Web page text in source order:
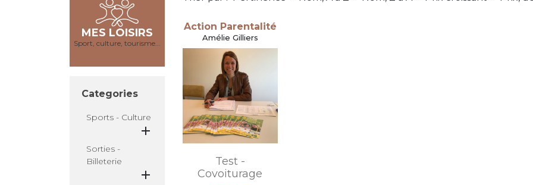
MES LOISIRS
Sport, culture, tourisme...
Categories
Sports - Culture

Sorties -
Billeterie

Action Parentalité
Amélie Gilliers
Test -
Covoiturage